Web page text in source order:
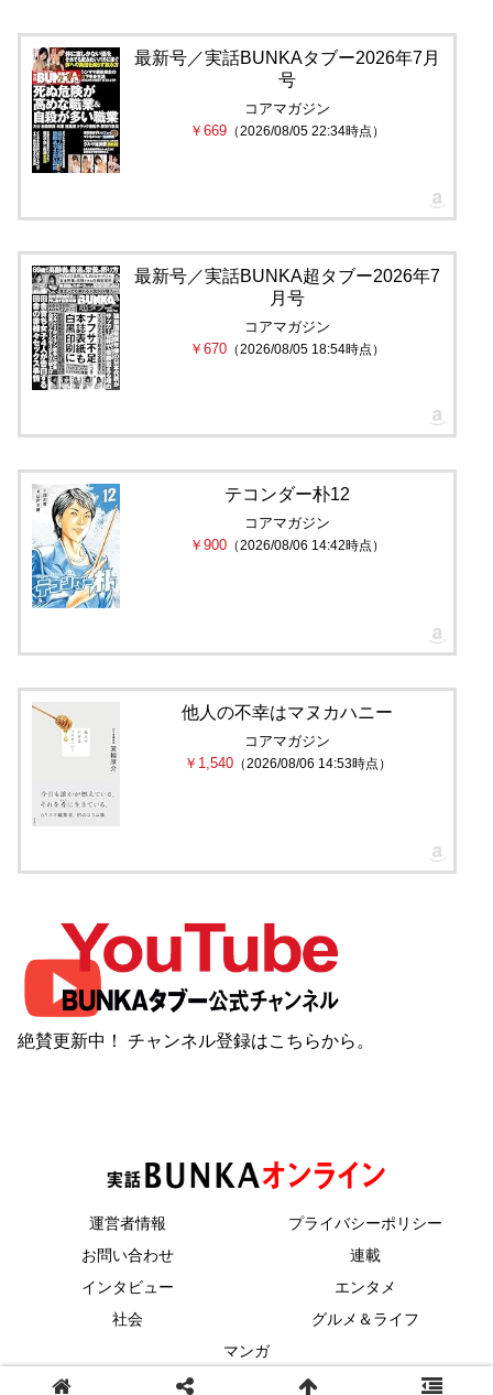
最新号／実話BUNKAタブー2026年7月
号
コアマガジン
￥669 （2026/08/05 22:34時点）
最新号／実話BUNKA超タブー2026年7
月号
コアマガジン
￥670 （2026/08/05 18:54時点）
テコンダー朴12
コアマガジン
￥900 （2026/08/06 14:42時点）
他人の不幸はマヌカハニー
コアマガジン
￥1,540（2026/08/06 14:53時点）
絶賛更新中！ チャンネル登録はこちらから。
運営者情報
プライバシーポリシー
お問い合わせ
連載
インタビュー
エンタメ
社会
グルメ＆ライフ
マンガ
© 2023 コアマガジン.